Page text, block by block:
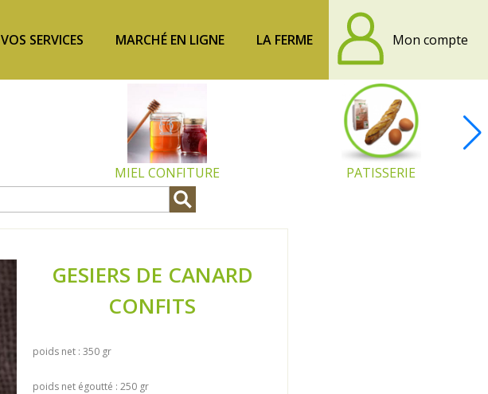
VOS SERVICES MARCHÉ EN LIGNE LA FERME Mon compte
MIEL CONFITURE PATISSERIE
GESIERS DE CANARD
CONFITS
poids net : 350 gr
poids net égoutté : 250 gr